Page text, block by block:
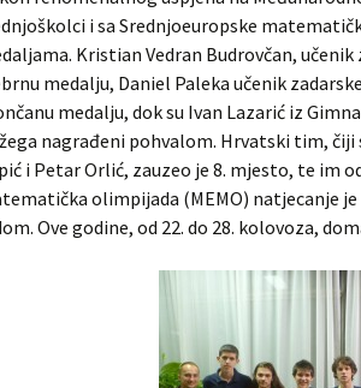
MNM u gostima
Školjka
RADDAR
Matematika i škola
Adventski matematički
Dürer
Iranska geometrijska
olimpijada
Iranska kombinatorna
olimpijada
i sa Srednjoeuropske
Kristian Vedran Budrovčan,
medalju, Daniel Paleka učenik
medalju, dok su Ivan Lazarić iz
nagrađeni pohvalom. Hrvatski tim, čiji
i Petar Orlić, zauzeo je 8. mjesto, te im
olimpijada (MEMO) natjecanje je
Ove godine, od 22. do 28. kolovoza,